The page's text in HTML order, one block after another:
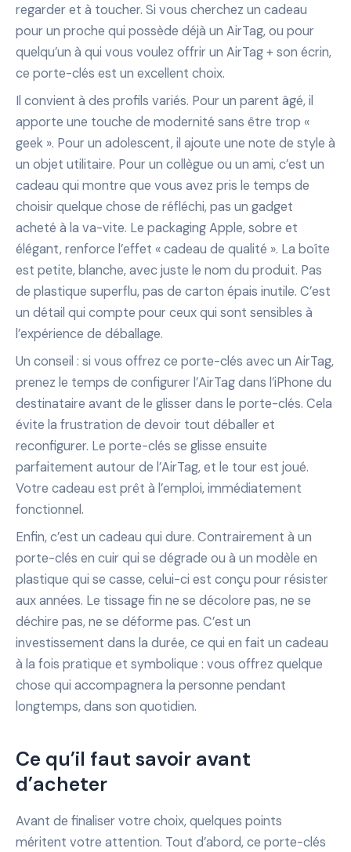
regarder et à toucher. Si vous cherchez un cadeau
pour un proche qui possède déjà un AirTag, ou pour
quelqu’un à qui vous voulez offrir un AirTag + son écrin,
ce porte-clés est un excellent choix.
Il convient à des profils variés. Pour un parent âgé, il
apporte une touche de modernité sans être trop «
geek ». Pour un adolescent, il ajoute une note de style à
un objet utilitaire. Pour un collègue ou un ami, c’est un
cadeau qui montre que vous avez pris le temps de
choisir quelque chose de réfléchi, pas un gadget
acheté à la va-vite. Le packaging Apple, sobre et
élégant, renforce l’effet « cadeau de qualité ». La boîte
est petite, blanche, avec juste le nom du produit. Pas
de plastique superflu, pas de carton épais inutile. C’est
un détail qui compte pour ceux qui sont sensibles à
l’expérience de déballage.
Un conseil : si vous offrez ce porte-clés avec un AirTag,
prenez le temps de configurer l’AirTag dans l’iPhone du
destinataire avant de le glisser dans le porte-clés. Cela
évite la frustration de devoir tout déballer et
reconfigurer. Le porte-clés se glisse ensuite
parfaitement autour de l’AirTag, et le tour est joué.
Votre cadeau est prêt à l’emploi, immédiatement
fonctionnel.
Enfin, c’est un cadeau qui dure. Contrairement à un
porte-clés en cuir qui se dégrade ou à un modèle en
plastique qui se casse, celui-ci est conçu pour résister
aux années. Le tissage fin ne se décolore pas, ne se
déchire pas, ne se déforme pas. C’est un
investissement dans la durée, ce qui en fait un cadeau
à la fois pratique et symbolique : vous offrez quelque
chose qui accompagnera la personne pendant
longtemps, dans son quotidien.
Ce qu’il faut savoir avant
d’acheter
Avant de finaliser votre choix, quelques points
méritent votre attention. Tout d’abord, ce porte-clés